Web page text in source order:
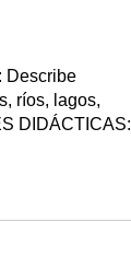
Describe
ríos, lagos,
DIDÁCTICAS: